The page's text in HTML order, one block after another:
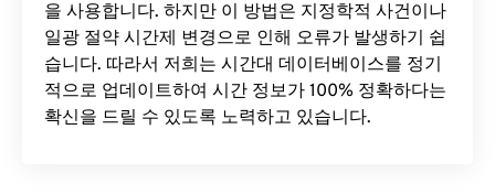
을 사용합니다. 하지만 이 방법은 지정학적 사건이나
일광 절약 시간제 변경으로 인해 오류가 발생하기 쉽
습니다. 따라서 저희는 시간대 데이터베이스를 정기
적으로 업데이트하여 시간 정보가 100% 정확하다는
확신을 드릴 수 있도록 노력하고 있습니다.